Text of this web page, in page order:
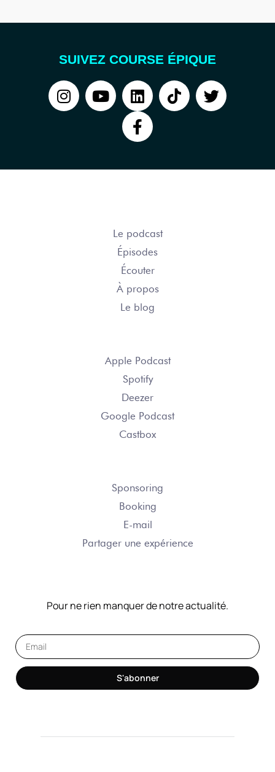
SUIVEZ COURSE ÉPIQUE
Le podcast
Épisodes
Écouter
À propos
Le blog
Apple Podcast
Spotify
Deezer
Google Podcast
Castbox
Sponsoring
Booking
E-mail
Partager une expérience
Pour ne rien manquer de notre actualité.
S'abonner